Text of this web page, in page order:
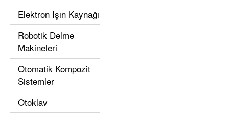
Elektron Işın Kaynağı
Robotik Delme
Makineleri
Otomatik Kompozit
Sistemler
Otoklav